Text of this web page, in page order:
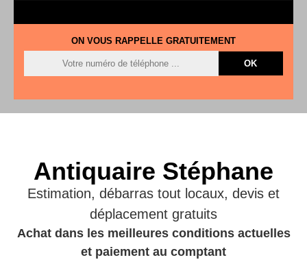
ON VOUS RAPPELLE GRATUITEMENT
Antiquaire Stéphane
Estimation, débarras tout locaux, devis et
déplacement gratuits
Achat dans les meilleures conditions actuelles
et paiement au comptant